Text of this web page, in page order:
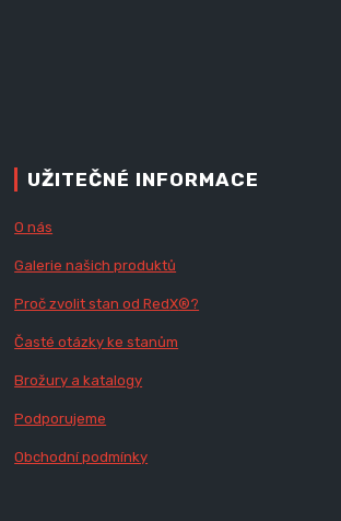
UŽITEČNÉ INFORMACE
O nás
Galerie našich produktů
Proč zvolit stan od RedX®?
Časté otázky ke stanům
Brožury a katalogy
Podporujeme
Obchodní podmínky